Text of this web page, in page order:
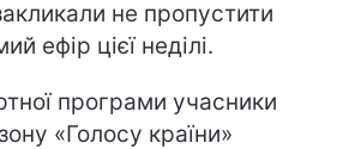
не пропустити
ефір цієї неділі.
програми учасники
«Голосу країни»